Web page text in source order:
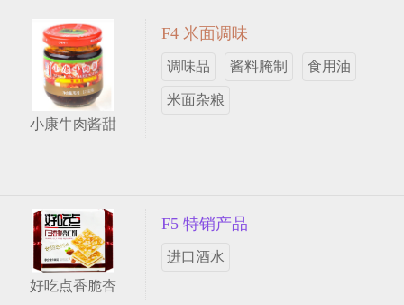
小康牛肉酱甜
F4 米面调味
调味品 酱料腌制 食用油
米面杂粮
好吃点香脆杏
F5 特销产品
进口酒水